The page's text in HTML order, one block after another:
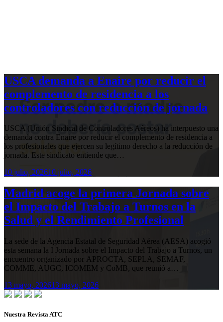
USCA demanda a Enaire por reducir el
complemento de residencia a los
controladores con reducción de jornada
USCA (Unión Sindical de Controladores Aéreos) ha interpuesto una
demanda contra Enaire por reducir el complemento de residencia a
los profesionales que ejercen su legítimo derecho a la reducción de
jornada. Este sindicato entiende que…
10 julio, 202610 julio, 2026
Madrid acoge la primera Jornada sobre
el Impacto del Trabajo a Turnos en la
Salud y el Rendimiento Profesional
La sede de la Agencia Estatal de Seguridad Aérea (AESA) acogió
esta semana la I Jornada sobre el Impacto del Trabajo a Turnos, un
encuentro organizado por APROCTA, SEPLA, SEMAF,
COMME, AUGC, ICOMEM y CoMB, que reunió a…
13 mayo, 202613 mayo, 2026
Nuestra Revista ATC